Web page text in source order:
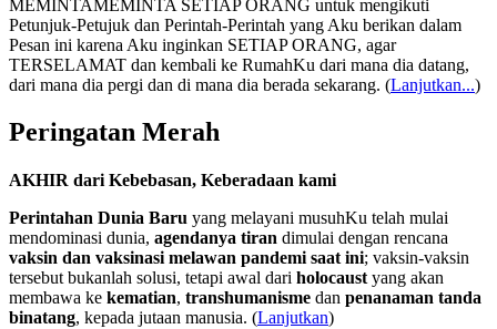
MEMINTAMEMINTA SETIAP ORANG untuk mengikuti
Petunjuk-Petujuk dan Perintah-Perintah yang Aku berikan dalam
Pesan ini karena Aku inginkan SETIAP ORANG, agar
TERSELAMAT dan kembali ke RumahKu dari mana dia datang,
dari mana dia pergi dan di mana dia berada sekarang. (Lanjutkan...)
Peringatan Merah
AKHIR dari Kebebasan, Keberadaan kami
Perintahan Dunia Baru yang melayani musuhKu telah mulai
mendominasi dunia, agendanya tiran dimulai dengan rencana
vaksin dan vaksinasi melawan pandemi saat ini; vaksin-vaksin
tersebut bukanlah solusi, tetapi awal dari holocaust yang akan
membawa ke kematian, transhumanisme dan penanaman tanda
binatang, kepada jutaan manusia. (Lanjutkan)